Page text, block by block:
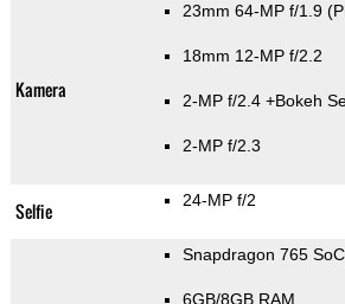
Kamera
23mm 64-MP f/1.9
18mm 12-MP f/2.2
2-MP f/2.4 +Bokeh
2-MP f/2.3
Selfie 24-MP f/2
Snapdragon 765 SoC
6GB/8GB RAM